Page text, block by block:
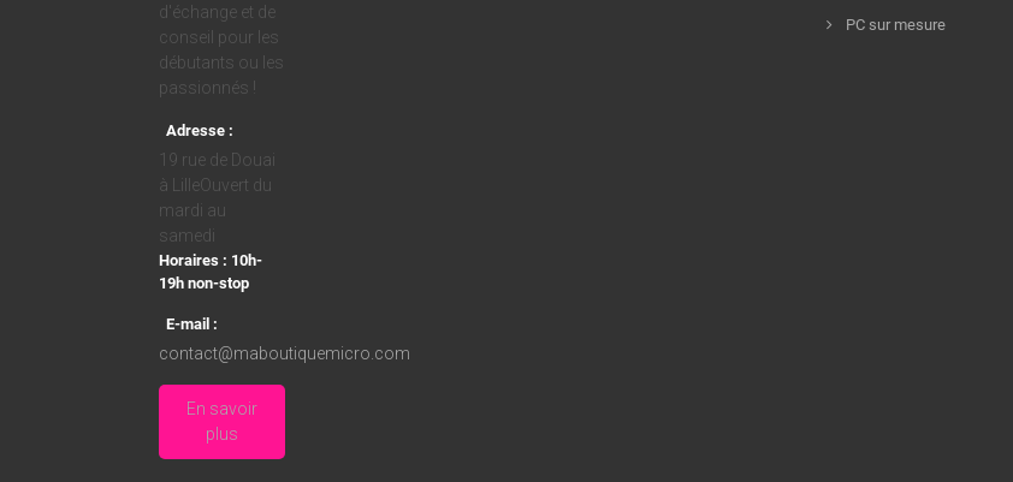
d'échange et de
conseil pour les
débutants ou les
passionnés !
Adresse :
19 rue de Douai
à LilleOuvert du
mardi au
samedi
Horaires : 10h-
19h non-stop
E-mail :
contact@maboutiquemicro.com
En savoir
plus
PC sur mesure